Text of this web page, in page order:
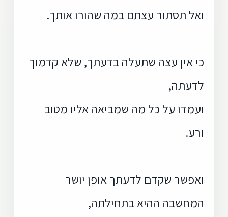
ואל תסתור עצתם במה שהורו אותך.
כי אין עצה שתעלה בדעתך, שלא קדמוך
לדעתה,
ועמדו על כל מה שמביאה אליו מטוב
ורע.
ואפשר שקדם לדעתך אופן יושר
המחשבה ההיא בתחילתה,